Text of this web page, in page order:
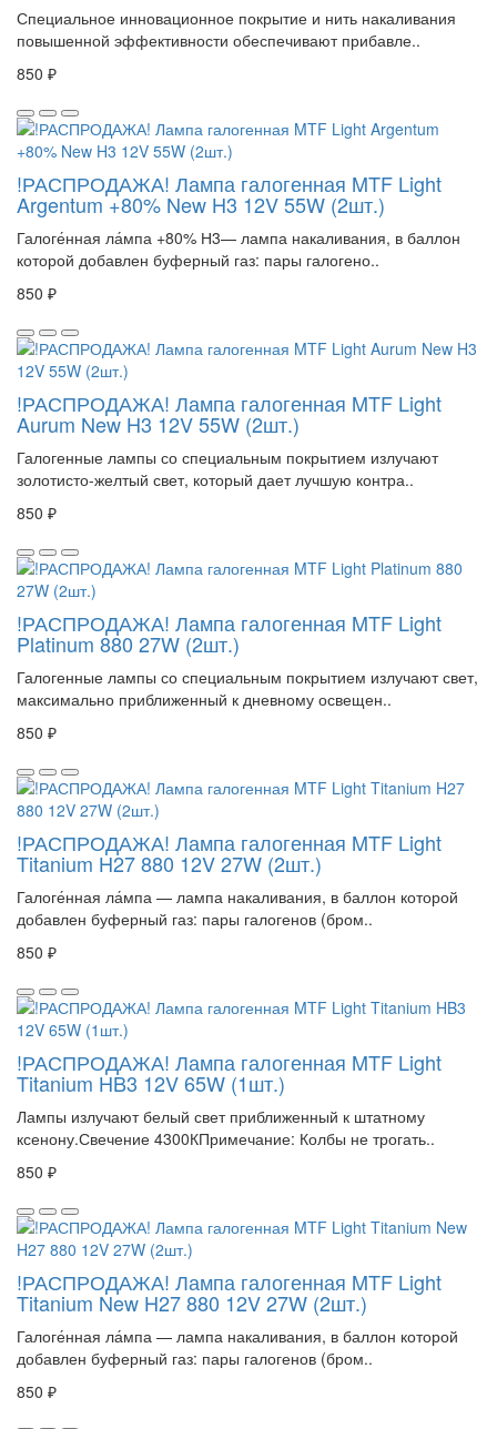
Специальное инновационное покрытие и нить накаливания
повышенной эффективности обеспечивают прибавле..
850 ₽
!РАСПРОДАЖА! Лампа галогенная MTF Light
Argentum +80% New H3 12V 55W (2шт.)
Галоге́нная ла́мпа +80% Н3— лампа накаливания, в баллон
которой добавлен буферный газ: пары галогено..
850 ₽
!РАСПРОДАЖА! Лампа галогенная MTF Light
Aurum New H3 12V 55W (2шт.)
Галогенные лампы со специальным покрытием излучают
золотисто-желтый свет, который дает лучшую контра..
850 ₽
!РАСПРОДАЖА! Лампа галогенная MTF Light
Platinum 880 27W (2шт.)
Галогенные лампы со специальным покрытием излучают свет,
максимально приближенный к дневному освещен..
850 ₽
!РАСПРОДАЖА! Лампа галогенная MTF Light
Titanium H27 880 12V 27W (2шт.)
Галоге́нная ла́мпа — лампа накаливания, в баллон которой
добавлен буферный газ: пары галогенов (бром..
850 ₽
!РАСПРОДАЖА! Лампа галогенная MTF Light
Titanium HB3 12V 65W (1шт.)
Лампы излучают белый свет приближенный к штатному
ксенону.Свечение 4300КПримечание: Колбы не трогать..
850 ₽
!РАСПРОДАЖА! Лампа галогенная MTF Light
Titanium New H27 880 12V 27W (2шт.)
Галоге́нная ла́мпа — лампа накаливания, в баллон которой
добавлен буферный газ: пары галогенов (бром..
850 ₽